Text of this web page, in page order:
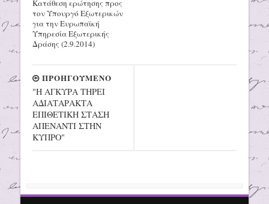
Κατάθεση ερώτησης προς
τον Υπουργό Εξωτερικών
για την Ευρωπαϊκή
Υπηρεσία Εξωτερικής
Δράσης (2.9.2014)
ΠΡΟΗΓΟΥΜΕΝΟ
"Η ΑΓΚΥΡΑ ΤΗΡΕΙ
ΑΔΙΑΤΑΡΑΚΤΑ
ΕΠΙΘΕΤΙΚΗ ΣΤΑΣΗ
ΑΠΕΝΑΝΤΙ ΣΤΗΝ
ΚΥΠΡΟ"